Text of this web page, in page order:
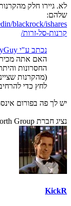
לא. גיירו חלק
שלהם:
קרנות-סל-זרות/
נכתב ע"י MoneyGuy:
האם אתה מכיר
החסרונות
(מהקרנות
לחץ כדי
יש לך פה בפורום
נציג חברת Old North Group, המתמחים בהשקעות נדל"ן בארה"ב.
KickR